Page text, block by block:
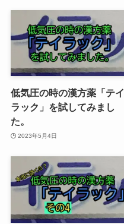
低気圧の時の漢方薬「テイ
ラック」を試してみまし
た。
2023年5月4日